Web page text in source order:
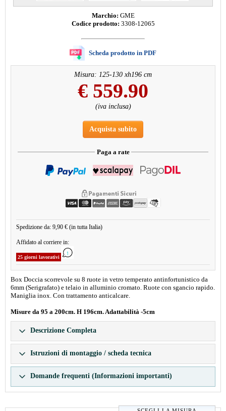
Marchio: GME
Codice prodotto: 3308-12065
Scheda prodotto in PDF
Misura: 125-130 xh196 cm
€ 559.90
(iva inclusa)
Acquista subito
Paga a rate
Spedizione da: 9,90 € (in tutta Italia)
Affidato al corriere in:
25 giorni lavorativi
Box Doccia scorrevole su 8 ruote in vetro temperato antinfortunistico da
6mm (Serigrafato) e telaio in alluminio cromato. Ruote con sgancio rapido.
Maniglia inox. Con trattamento anticalcare.
Misure da 95 a 200cm. H 196cm. Adattabilità -5cm
Descrizione Completa
Istruzioni di montaggio / scheda tecnica
Domande frequenti (Informazioni importanti)